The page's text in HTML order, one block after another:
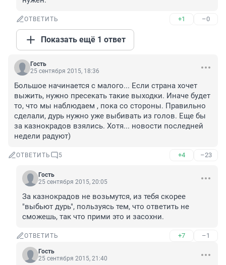
ОТВЕТИТЬ +1 –0
Показать ещё 1 ответ
Гость
25 сентября 2015, 18:36
Большое начинается с малого... Если страна хочет
выжить, нужно пресекать такие выходки. Иначе будет
то, что мы наблюдаем , пока со стороны. Правильно
сделали, дурь нужно уже выбивать из голов. Еще бы
за казнокрадов взялись. Хотя... новости последней
недели радуют)
ОТВЕТИТЬ 5 +4 –23
Гость
25 сентября 2015, 20:05
За казнокрадов не возьмутся, из тебя скорее
"выбьют дурь", пользуясь тем, что ответить не
сможешь, так что прими это и засохни.
ОТВЕТИТЬ +7 –1
Гость
25 сентября 2015, 21:40